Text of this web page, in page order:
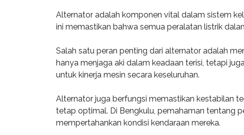
Alternator adalah komponen vital dalam sistem
ini memastikan bahwa semua peralatan listrik
Salah satu peran penting dari alternator adalah
hanya menjaga aki dalam keadaan terisi, tetapi
untuk kinerja mesin secara keseluruhan.
Alternator juga berfungsi memastikan kestabilan
tetap optimal. Di Bengkulu, pemahaman tentang
mempertahankan kondisi kendaraan mereka.